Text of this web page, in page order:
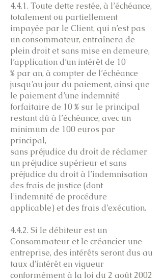
4.4.1. Toute dette restée, à l’échéance,
totalement ou partiellement
impayée par le Client, qui n’est pas
un consommateur, entraînera de
plein droit et sans mise en demeure,
l’application d’un intérêt de 10
% par an, à compter de l’échéance
jusqu’au jour du paiement, ainsi que
le paiement d’une indemnité
forfaitaire de 10 % sur le principal
restant dû à l’échéance, avec un
minimum de 100 euros par
principal,
sans préjudice du droit de réclamer
un préjudice supérieur et sans
préjudice du droit à l’indemnisation
des frais de justice (dont
l’indemnité de procédure
applicable) et des frais d’exécution.
4.4.2. Si le débiteur est un
Consommateur et le créancier une
entreprise, des intérêts seront dus au
taux d'intérêt en vigueur
conformément à la loi du 2 août 2002